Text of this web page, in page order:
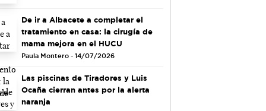
De ir a Albacete a completar el
tratamiento en casa: la cirugía de
mama mejora en el HUCU
Paula Montero - 14/07/2026
Las piscinas de Tiradores y Luis
Ocaña cierran antes por la alerta
naranja